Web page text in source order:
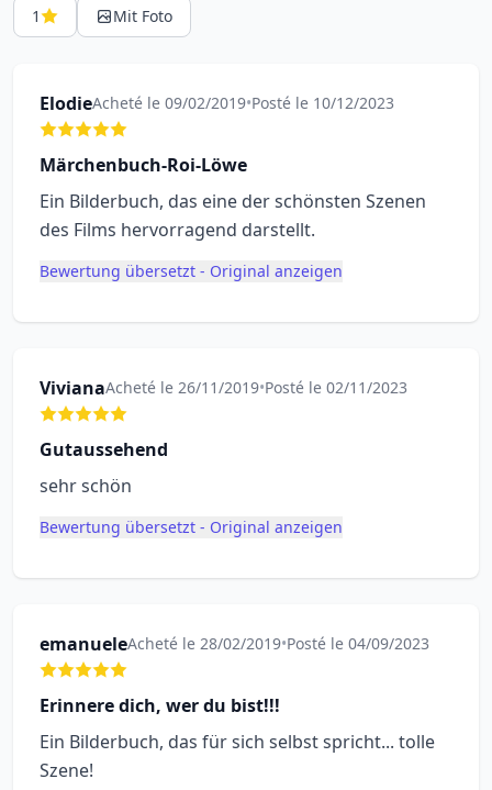
1
Mit Foto
ElodieAcheté le 09/02/2019•Posté le 10/12/2023
Märchenbuch-Roi-Löwe
Ein Bilderbuch, das eine der schönsten Szenen
des Films hervorragend darstellt.
Bewertung übersetzt - Original anzeigen
VivianaAcheté le 26/11/2019•Posté le 02/11/2023
Gutaussehend
sehr schön
Bewertung übersetzt - Original anzeigen
emanueleAcheté le 28/02/2019•Posté le 04/09/2023
Erinnere dich, wer du bist!!!
Ein Bilderbuch, das für sich selbst spricht... tolle
Szene!